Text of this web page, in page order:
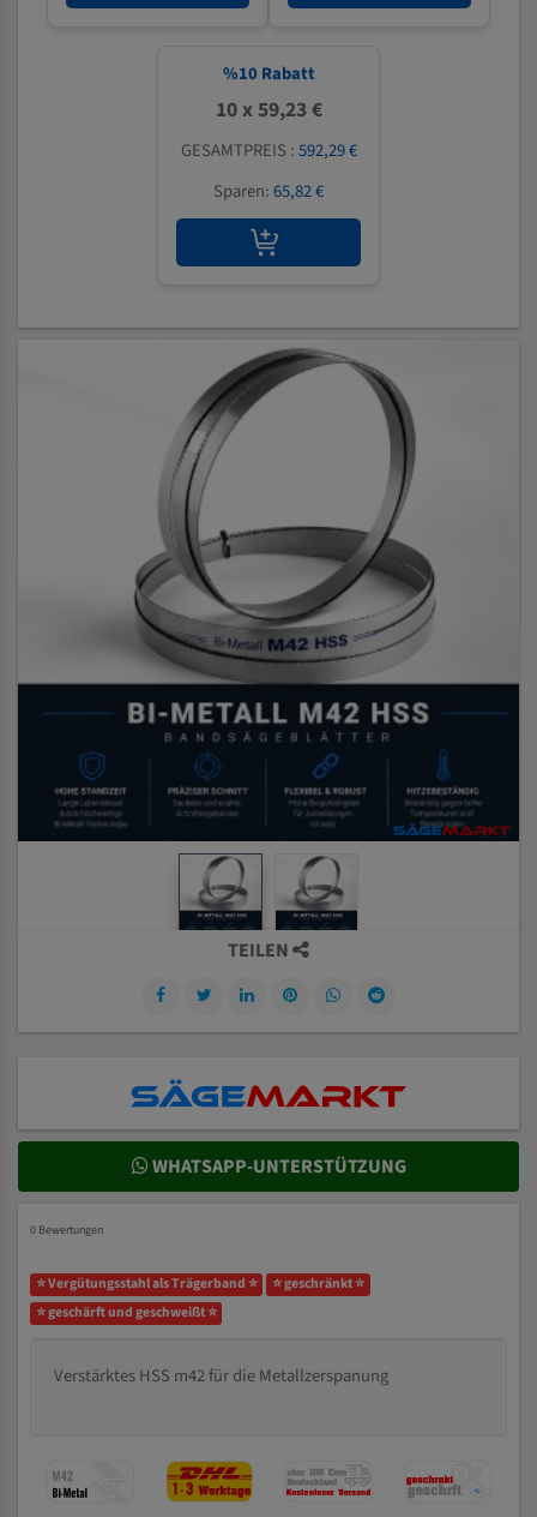
%10 Rabatt
10 x 59,23 €
GESAMTPREIS :592,29 €
Sparen:65,82 €
TEILEN
WHATSAPP-UNTERSTÜTZUNG
0 Bewertungen
⭐ Vergütungsstahl als Trägerband ⭐
⭐ geschränkt ⭐
⭐ geschärft und geschweißt ⭐
Verstärktes HSS m42 für die Metallzerspanung